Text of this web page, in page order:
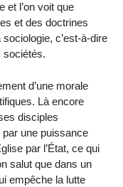
et l’on voit que
et des doctrines
c’est-à-dire
sociétés.
d’une morale
Là encore
disciples
une puissance
par l’État, ce qui
salut que dans un
empêche la lutte